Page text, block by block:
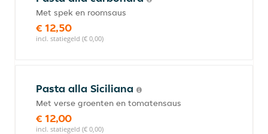
Met spek en roomsaus
€ 12,50
incl. statiegeld (€ 0,00)
Pasta alla Siciliana
Met verse groenten en tomatensaus
€ 12,00
incl. statiegeld (€ 0,00)